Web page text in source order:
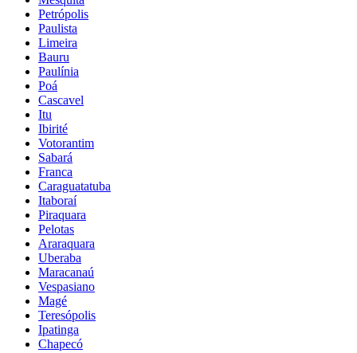
Petrópolis
Paulista
Limeira
Bauru
Paulínia
Poá
Cascavel
Itu
Ibirité
Votorantim
Sabará
Franca
Caraguatatuba
Itaboraí
Piraquara
Pelotas
Araraquara
Uberaba
Maracanaú
Vespasiano
Magé
Teresópolis
Ipatinga
Chapecó